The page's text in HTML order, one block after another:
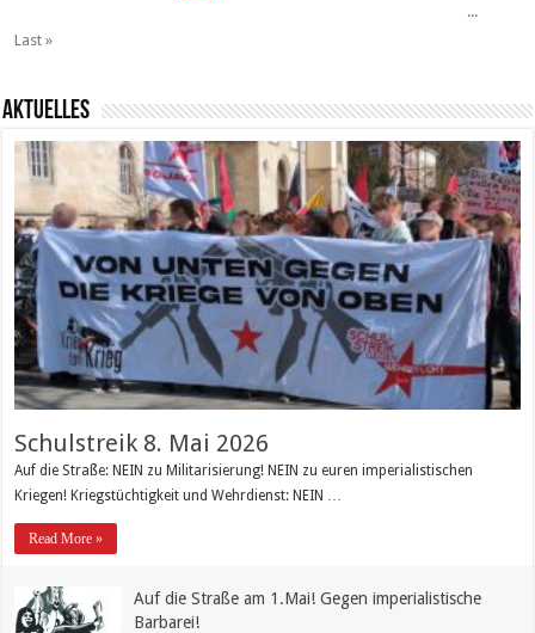
...
Last »
Aktuelles
Schulstreik 8. Mai 2026
Auf die Straße: NEIN zu Militarisierung! NEIN zu euren imperialistischen
Kriegen! Kriegstüchtigkeit und Wehrdienst: NEIN …
Read More »
Auf die Straße am 1.Mai! Gegen imperialistische
Barbarei!